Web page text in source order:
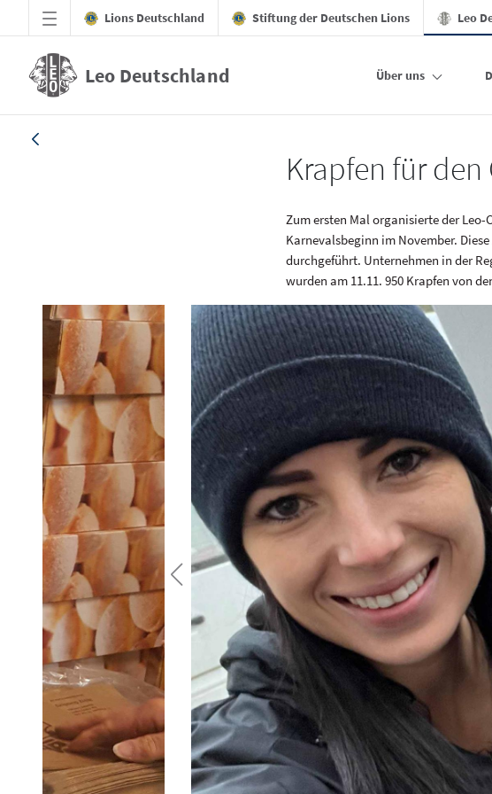
Zum Hauptinhalt springen
Lions Deutschland Stiftung der Deutschen Lions Leo
Leo Deutschland Über uns
Krapfen für
Zum ersten Mal organisierte der
Karnevalsbeginn im November.
durchgeführt. Unternehmen in der
wurden am 11.11. 950 Krapfen von